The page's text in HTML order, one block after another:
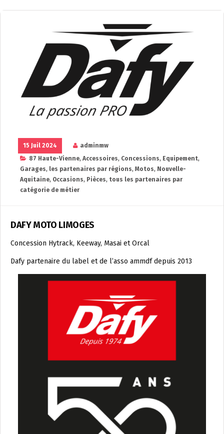
15 Juil 2024
adminmw
87 Haute-Vienne, Accessoires, Concessions, Equipement,
Garages, les partenaires par régions, Motos, Nouvelle-
Aquitaine, Occasions, Pièces, tous les partenaires par
catégorie de métier
DAFY MOTO LIMOGES
Concession Hytrack, Keeway, Masai et Orcal
Dafy partenaire du label et de l’asso ammdf depuis 2013